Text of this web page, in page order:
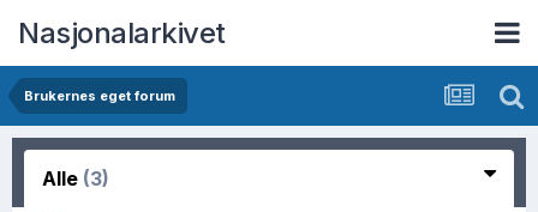
Nasjonalarkivet
Brukernes eget forum
Alle (3)